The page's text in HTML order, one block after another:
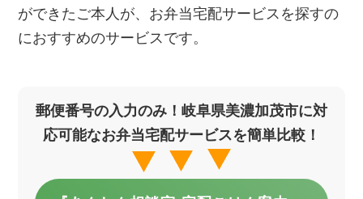
ができたご本人が、お弁当宅配サービスを探すの
におすすめのサービスです。
郵便番号の入力のみ！岐阜県美濃加茂市に対
応可能なお弁当宅配サービスを簡単比較！